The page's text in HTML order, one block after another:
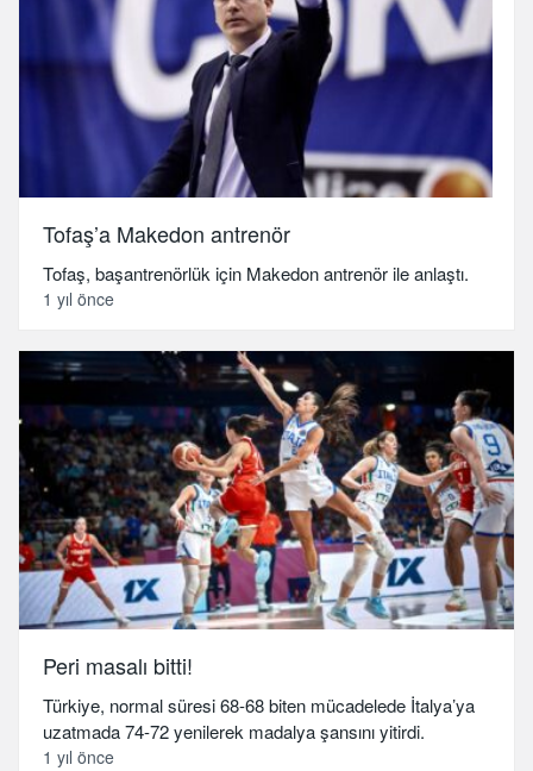
Tofaş’a Makedon antrenör
Tofaş, başantrenörlük için Makedon antrenör ile anlaştı.
1 yıl önce
Peri masalı bitti!
Türkiye, normal süresi 68-68 biten mücadelede İtalya’ya
uzatmada 74-72 yenilerek madalya şansını yitirdi.
1 yıl önce